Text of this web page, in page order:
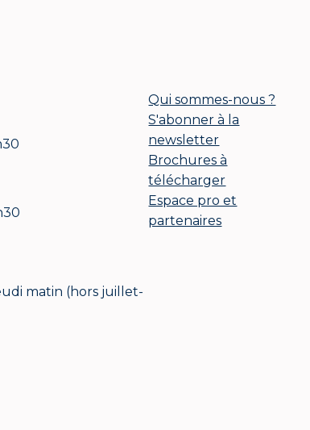
matin (hors juillet-
Qui sommes-nous ?
S'abonner à la
newsletter
Brochures à
télécharger
Espace pro et
partenaires